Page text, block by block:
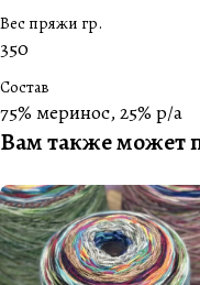
Вес пряжи гр.
350
Состав
75% меринос, 25% p/a
Вам также может